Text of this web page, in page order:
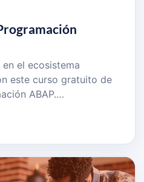
el ecosistema
este curso gratuito de
ABAP.…